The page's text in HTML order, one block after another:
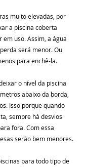
muito elevadas, por
a piscina coberta
uso. Assim, a água
será menor. Ou
para enchê-la.
o nível da piscina
abaixo da borda,
Isso porque quando
sempre há desvios
fora. Com essa
serão bem menores.
para todo tipo de